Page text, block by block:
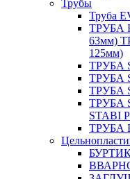
Трубы
Труба
ТРУБА
63мм)
125мм)
ТРУБА
ТРУБА
ТРУБА
ТРУБА
STABI
ТРУБА